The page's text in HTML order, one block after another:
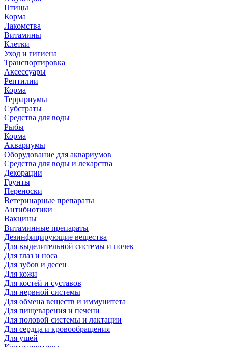
Птицы
Корма
Лакомства
Витамины
Клетки
Уход и гигиена
Транспортировка
Аксессуары
Рептилии
Корма
Террариумы
Субстраты
Средства для воды
Рыбы
Корма
Аквариумы
Оборудование для аквариумов
Средства для воды и лекарства
Декорации
Грунты
Переноски
Ветеринарные препараты
Антибиотики
Вакцины
Витаминные препараты
Дезинфицирующие вещества
Для выделительной системы и почек
Для глаз и носа
Для зубов и десен
Для кожи
Для костей и суставов
Для нервной системы
Для обмена веществ и иммунитета
Для пищеварения и печени
Для половой системы и лактации
Для сердца и кровообращения
Для ушей